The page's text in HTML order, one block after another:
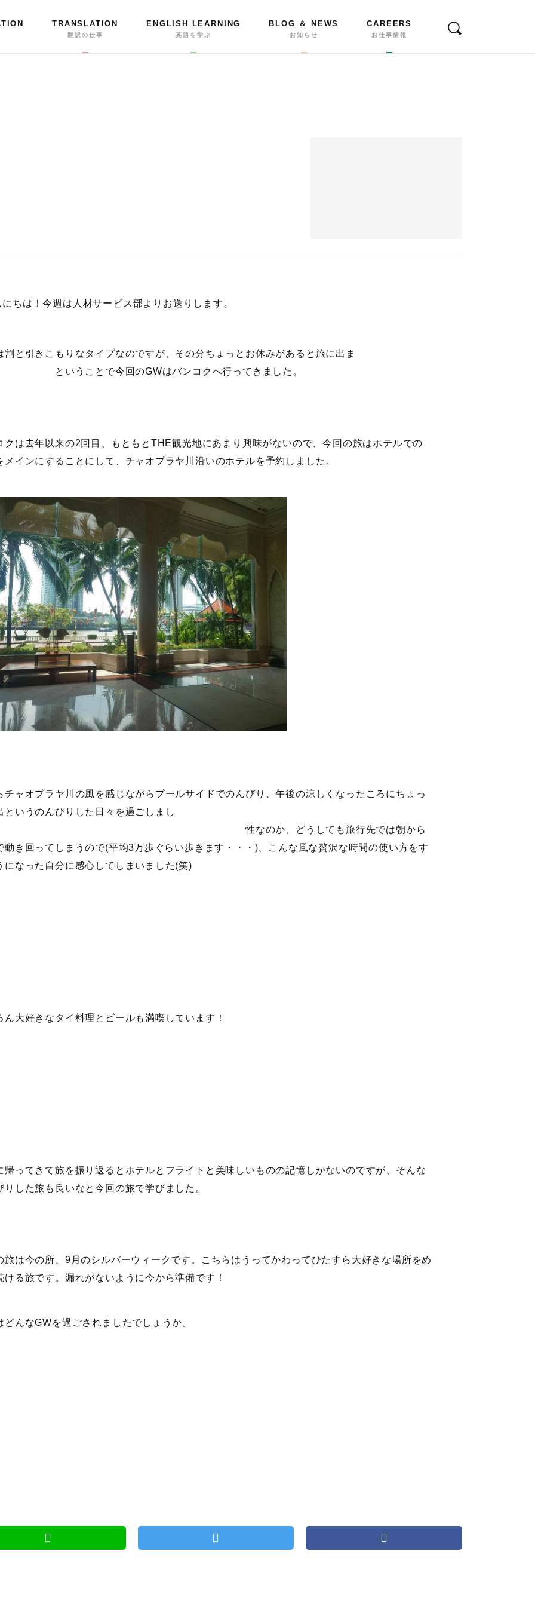
TRANSLATION
翻訳の仕事
ENGLISH LEARNING
英語を学ぶ
BLOG ＆ NEWS
お知らせ
CAREERS
お仕事情報
にちは！今週は人材サービス部よりお送りします。
割と引きこもりなタイプなのですが、その分ちょっとお休みがあると旅に出ま
いうことで今回のGWはバンコクへ行ってきました。
クは去年以来の2回目、もともとTHE観光地にあまり興味がないので、今回の旅はホテルでの
メインにすることにして、チャオプラヤ川沿いのホテルを予約しました。
チャオプラヤ川の風を感じながらプールサイドでのんびり、午後の涼しくなったころにちょっ
というのんびりした日々を過ごしまし
性なのか、どうしても旅行先では朝から
動き回ってしまうので(平均3万歩ぐらい歩きます・・・)、こんな風な贅沢な時間の使い方をす
になった自分に感心してしまいました(笑)
ん大好きなタイ料理とビールも満喫しています！
帰ってきて旅を振り返るとホテルとフライトと美味しいものの記憶しかないのですが、そんな
りした旅も良いなと今回の旅で学びました。
旅は今の所、9月のシルバーウィークです。こちらはうってかわってひたすら大好きな場所をめ
ける旅です。漏れがないように今から準備です！
どんなGWを過ごされましたでしょうか。